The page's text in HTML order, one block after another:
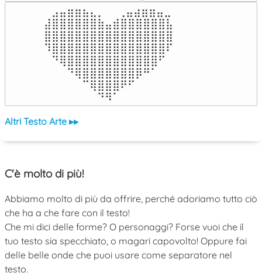
⠀⣠⣤⣶⣶⣦⣄⡀  ⠀⢀⣤⣴⣶⣶⣤⣀⠀
⣼⣿⣿⣿⣿⣿⣿⣷⣤⣾⣿⣿⣿⣿⣿⣿⣧
⣿⣿⣿⣿⣿⣿⣿⣿⣿⣿⣿⣿⣿⣿⣿⣿⣿
⠹⣿⣿⣿⣿⣿⣿⣿⣿⣿⣿⣿⣿⣿⣿⣿⠏
⠀⠙⢿⣿⣿⣿⣿⣿⣿⣿⣿⣿⣿⣿⣿⠋⠀
⠀⠀⠀⠙⢿⣿⣿⣿⣿⣿⣿⣿⡿⠛⠁⠀⠀
⠀⠀⠀⠀⠀⠉⢿⣿⣿⣿⠟⠋⠀⠀⠀⠀⠀
⠀⠀⠀⠀⠀⠀⠀⠙⠻⠁⠀⠀⠀⠀⠀⠀⠀⠀⠀⠀⠀⠀⠀
Altri Testo Arte ▸▸
C'è molto di più!
Abbiamo molto di più da offrire, perché adoriamo tutto ciò
che ha a che fare con il testo!
Che mi dici delle forme? O personaggi? Forse vuoi che il
tuo testo sia specchiato, o magari capovolto! Oppure fai
delle belle onde che puoi usare come separatore nel
testo.